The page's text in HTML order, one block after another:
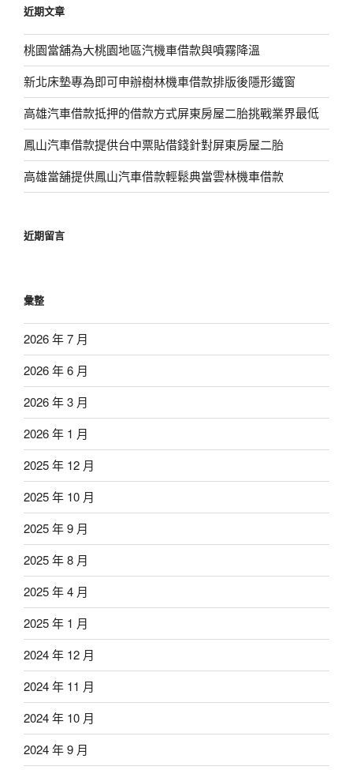
字:
近期文章
桃園當舖為大桃園地區汽機車借款與噴霧降溫
新北床墊專為即可申辦樹林機車借款排版後隱形鐵窗
高雄汽車借款抵押的借款方式屏東房屋二胎挑戰業界最低
鳳山汽車借款提供台中票貼借錢針對屏東房屋二胎
高雄當舖提供鳳山汽車借款輕鬆典當雲林機車借款
近期留言
彙整
2026 年 7 月
2026 年 6 月
2026 年 3 月
2026 年 1 月
2025 年 12 月
2025 年 10 月
2025 年 9 月
2025 年 8 月
2025 年 4 月
2025 年 1 月
2024 年 12 月
2024 年 11 月
2024 年 10 月
2024 年 9 月